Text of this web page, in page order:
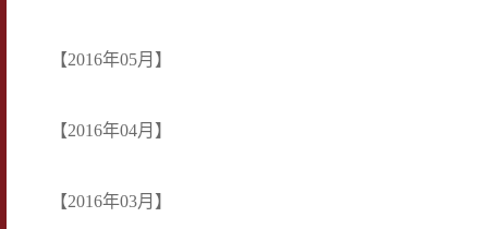
【2016年05月】
【2016年04月】
【2016年03月】